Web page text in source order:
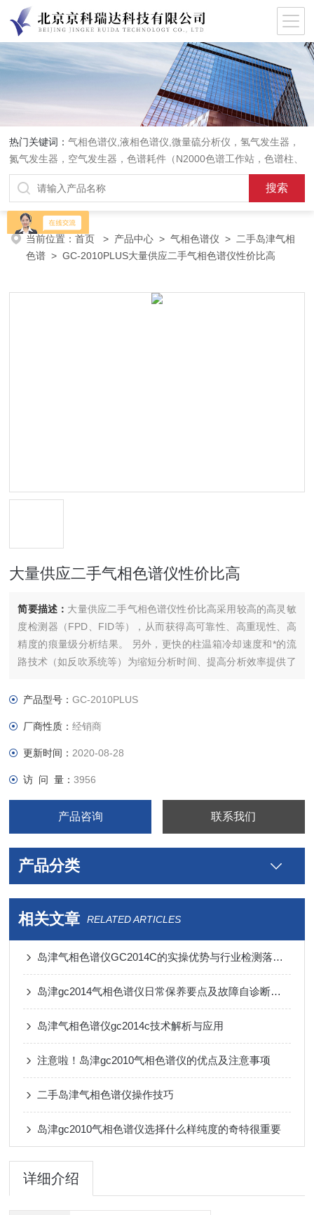
热门关键词：气相色谱仪,液相色谱仪,微量硫分析仪，氢气发生器，
氮气发生器，空气发生器，色谱耗件（N2000色谱工作站，色谱柱、
阀件、进样器、色谱担体），顶空进样器，热解析仪，紫外分光光度
计，原子吸收分光光度计，傅立叶红外光谱仪，分析天平等常规实验
室产品。
当前位置：首页 > 产品中心 >气相色谱仪 > 二手岛津气相
色谱 > GC-2010PLUS大量供应二手气相色谱仪性价比高
大量供应二手气相色谱仪性价比高
简要描述： 大量供应二手气相色谱仪性价比高采用较高的高灵敏
度检测器（FPD、FID等），从而获得高可靠性、高重现性、高
精度的痕量级分析结果。 另外，更快的柱温箱冷却速度和*的流
路技术（如反吹系统等）为缩短分析时间、提高分析效率提供了
产品型号：GC-2010PLUS
厂商性质：经销商
更新时间： 2020-08-28
访 问 量：3956
产品咨询 联系我们
产品分类
相关文章 RELATED ARTICLES
岛津气相色谱仪GC2014C的实操优势与行业检测落地应用
岛津gc2014气相色谱仪日常保养要点及故障自诊断系统使用技巧
岛津气相色谱仪gc2014c技术解析与应用
注意啦！岛津gc2010气相色谱仪的优点及注意事项
二手岛津气相色谱仪操作技巧
岛津gc2010气相色谱仪选择什么样纯度的奇特很重要
详细介绍